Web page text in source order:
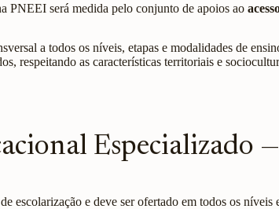
PNEEI será medida pelo conjunto de apoios ao
a todos os níveis, etapas e modalidades de
respeitando as características territoriais e
Especializado
escolarização e deve ser ofertado em todos os níveis